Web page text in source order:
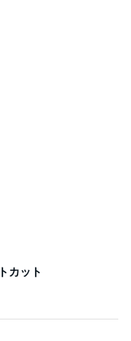
カット